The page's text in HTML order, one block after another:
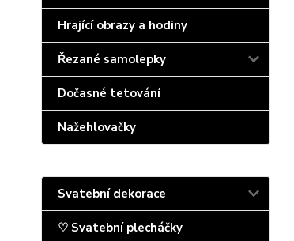
Hrající obrazy a hodiny
Řezané samolepky
Dočasné tetování
Nažehlovačky
Svatební dekorace
♡ Svatební plecháčky